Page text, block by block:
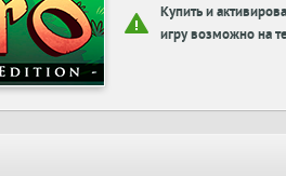
Купить и
игру возможно на